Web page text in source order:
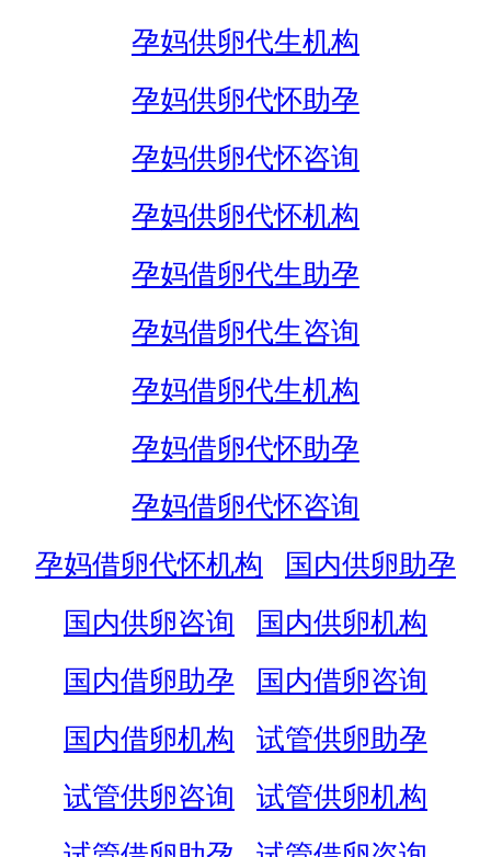
孕妈供卵代生机构
孕妈供卵代怀助孕
孕妈供卵代怀咨询
孕妈供卵代怀机构
孕妈借卵代生助孕
孕妈借卵代生咨询
孕妈借卵代生机构
孕妈借卵代怀助孕
孕妈借卵代怀咨询
孕妈借卵代怀机构
国内供卵助孕
国内供卵咨询
国内供卵机构
国内借卵助孕
国内借卵咨询
国内借卵机构
试管供卵助孕
试管供卵咨询
试管供卵机构